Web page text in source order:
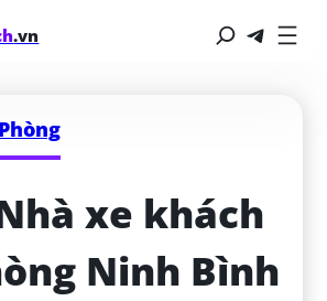
.vn
xe khách
Ninh Bình